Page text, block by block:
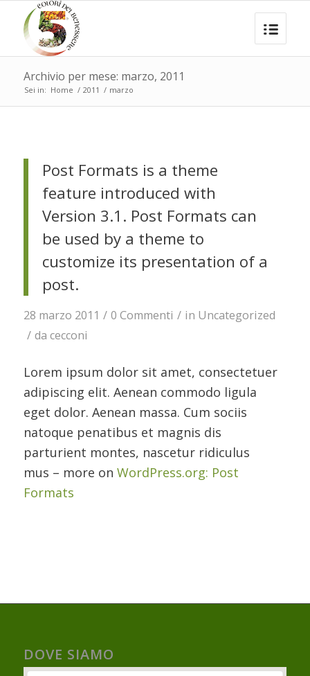
Archivio per mese: marzo, 2011
Sei in: Home / 2011 / marzo
Post Formats is a theme
feature introduced with
Version 3.1. Post Formats can
be used by a theme to
customize its presentation of a
post.
28 marzo 2011 / 0 Commenti / in Uncategorized
/ da cecconi
Lorem ipsum dolor sit amet, consectetuer
adipiscing elit. Aenean commodo ligula
eget dolor. Aenean massa. Cum sociis
natoque penatibus et magnis dis
parturient montes, nascetur ridiculus
mus – more on WordPress.org: Post
Formats
DOVE SIAMO